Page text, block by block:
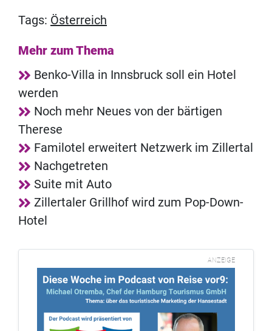
Tags: Österreich
Mehr zum Thema
Benko-Villa in Innsbruck soll ein Hotel
werden
Noch mehr Neues von der bärtigen
Therese
Familotel erweitert Netzwerk im Zillertal
Nachgetreten
Suite mit Auto
Zillertaler Grillhof wird zum Pop-Down-
Hotel
ANZEIGE